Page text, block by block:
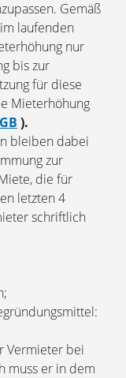
Gemäß
laufenden
nur
bis zur
für diese
Mieterhöhung
).
bleiben dabei
zur
die für
letzten 4
schriftlich
Vermieter bei
muss er in dem